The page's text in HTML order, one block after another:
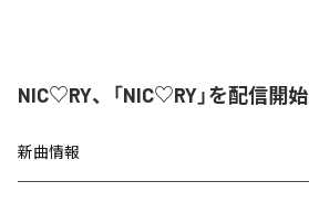
NIC♡RY、「NIC♡RY」を配信開始
新曲情報